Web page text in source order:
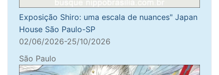
Exposição Shiro: uma escala de nuances" Japan
House São Paulo-SP
02/06/2026-25/10/2026
São Paulo